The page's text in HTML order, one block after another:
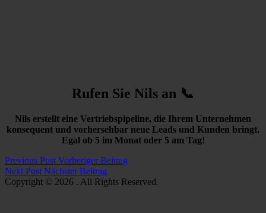
Rufen Sie Nils an 📞
Nils erstellt eine Vertriebspipeline, die Ihrem Unternehmen
konsequent und vorhersehbar neue Leads und Kunden bringt.
Egal ob 5 im Monat oder 5 am Tag!
Beitragsnavigation
Previous
Post
Previous Post Vorheriger Beitrag
Next
Post
Next Post Nächster Beitrag
Copyright © 2026 . All Rights Reserved.